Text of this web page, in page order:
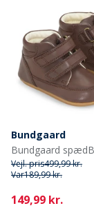
Bundgaard
Vejl. pris499,99 kr.
Var189,99 kr.
Current
149,99 kr.